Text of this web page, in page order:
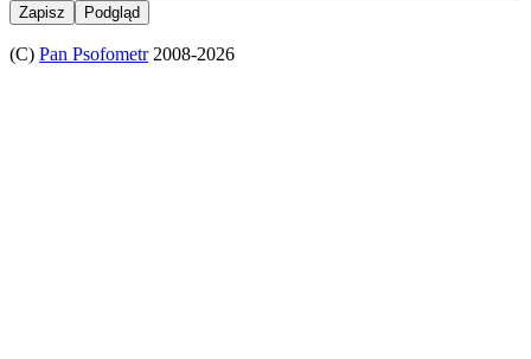
(C) Pan Psofometr2008-2026